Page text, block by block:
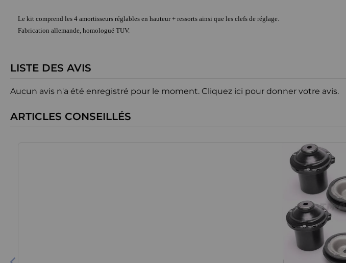
Le kit comprend les 4 amortisseurs réglables en hauteur + ressorts ainsi que les clefs de réglage.
Fabrication allemande, homologué TUV.
LISTE DES AVIS
Aucun avis n'a été enregistré pour le moment. Cliquez ici pour donner votre avis.
ARTICLES CONSEILLÉS